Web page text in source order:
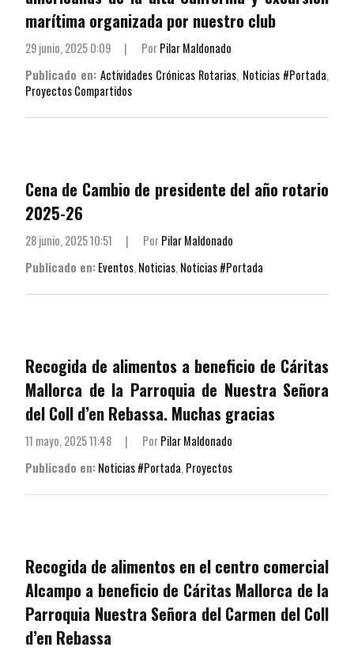
marítima organizada por nuestro club
29 junio, 2025 0:09 | PorPilar Maldonado
Publicado en: Actividades Crónicas Rotarias, Noticias #Portada,
Proyectos Compartidos
Cena de Cambio de presidente del año rotario
2025-26
28 junio, 2025 10:51 | PorPilar Maldonado
Publicado en:Eventos, Noticias, Noticias #Portada
Recogida de alimentos a beneficio de Cáritas
Mallorca de la Parroquia de Nuestra Señora
del Coll d’en Rebassa. Muchas gracias
11 mayo, 2025 11:48 | PorPilar Maldonado
Publicado en:Noticias #Portada,Proyectos
Recogida de alimentos en el centro comercial
Alcampo a beneficio de Cáritas Mallorca de la
Parroquia Nuestra Señora del Carmen del Coll
d’en Rebassa